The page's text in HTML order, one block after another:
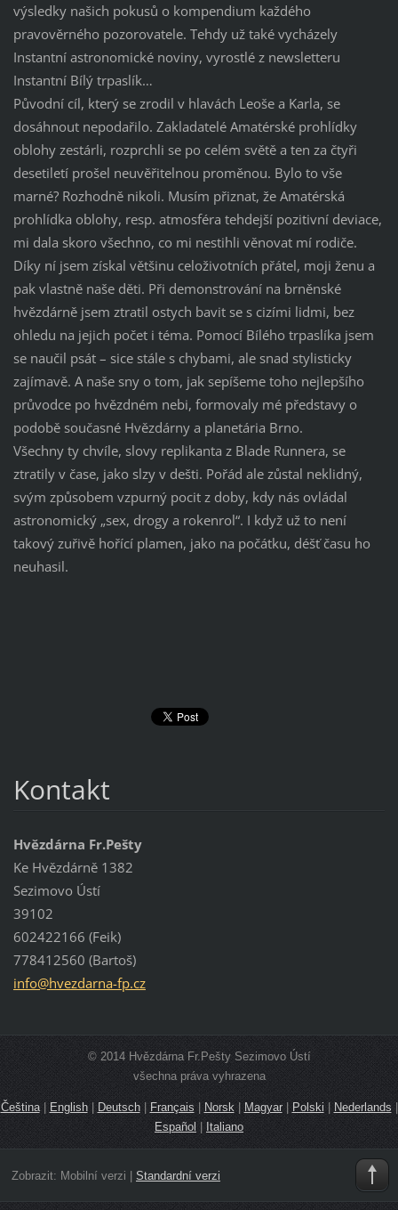
výsledky našich pokusů o kompendium každého
pravověrného pozorovatele. Tehdy už také vycházely
Instantní astronomické noviny, vyrostlé z newsletteru
Instantní Bílý trpaslík…
Původní cíl, který se zrodil v hlavách Leoše a Karla, se
dosáhnout nepodařilo. Zakladatelé Amatérské prohlídky
oblohy zestárli, rozprchli se po celém světě a ten za čtyři
desetiletí prošel neuvěřitelnou proměnou. Bylo to vše
marné? Rozhodně nikoli. Musím přiznat, že Amatérská
prohlídka oblohy, resp. atmosféra tehdejší pozitivní deviace,
mi dala skoro všechno, co mi nestihli věnovat mí rodiče.
Díky ní jsem získal většinu celoživotních přátel, moji ženu a
pak vlastně naše děti. Při demonstrování na brněnské
hvězdárně jsem ztratil ostych bavit se s cizími lidmi, bez
ohledu na jejich počet i téma. Pomocí Bílého trpaslíka jsem
se naučil psát – sice stále s chybami, ale snad stylisticky
zajímavě. A naše sny o tom, jak sepíšeme toho nejlepšího
průvodce po hvězdném nebi, formovaly mé představy o
podobě současné Hvězdárny a planetária Brno.
Všechny ty chvíle, slovy replikanta z Blade Runnera, se
ztratily v čase, jako slzy v dešti. Pořád ale zůstal neklidný,
svým způsobem vzpurný pocit z doby, kdy nás ovládal
astronomický „sex, drogy a rokenrol“. I když už to není
takový zuřivě hořící plamen, jako na počátku, déšť času ho
neuhasil.
Kontakt
Hvězdárna Fr.Pešty
Ke Hvězdárně 1382
Sezimovo Ústí
39102
602422166 (Feik)
778412560 (Bartoš)
info@hvezdarna-fp.cz
© 2014 Hvězdárna Fr.Pešty Sezimovo Ústí
všechna práva vyhrazena
Čeština| English|Deutsch|Français | Norsk| Magyar| Polski | Nederlands |
Español | Italiano
Zobrazit: Mobilní verzi Standardní verzi